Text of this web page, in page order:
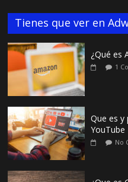
Tienes que ver en
¿Qué es
1
Que es y
YouTube
No